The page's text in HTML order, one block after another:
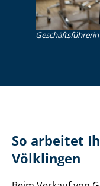
So arbeitet
Völklingen